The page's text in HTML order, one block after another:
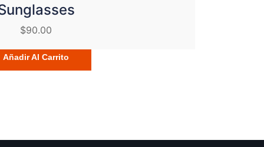
$90.00
Añadir Al Carrito